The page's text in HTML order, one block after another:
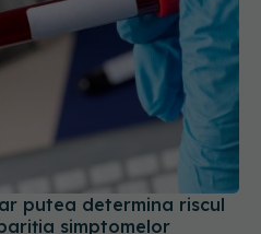
putea determina riscul
simptomelor